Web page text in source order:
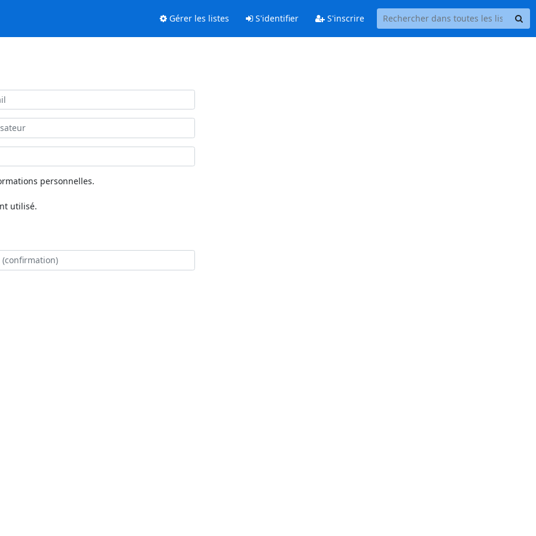
Gérer les listes S'identifier S'inscrire
personnelles.
utilisé.